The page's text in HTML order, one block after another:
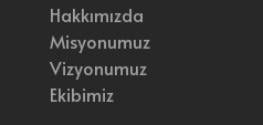
Hakkımızda
Misyonumuz
Vizyonumuz
Ekibimiz